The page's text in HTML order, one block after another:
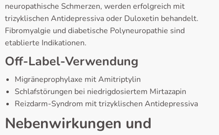
neuropathische Schmerzen, werden erfolgreich mit
trizyklischen Antidepressiva oder Duloxetin behandelt.
Fibromyalgie und diabetische Polyneuropathie sind
etablierte Indikationen.
Off-Label-Verwendung
Migräneprophylaxe mit Amitriptylin
Schlafstörungen bei niedrigdosiertem Mirtazapin
Reizdarm-Syndrom mit trizyklischen Antidepressiva
Nebenwirkungen und